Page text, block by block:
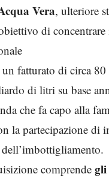
Vera, ulteriore
di
fatturato di circa
di litri su base
che fa capo alla
la partecipazione di
dell’imbottigliamento.
comprende